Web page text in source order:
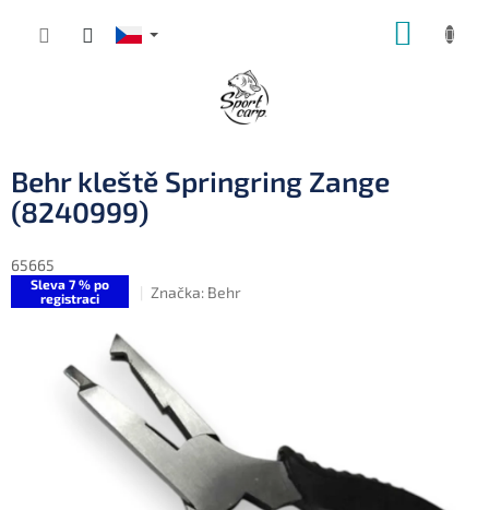
Behr kleště Springring Zange
(8240999)
65665
Sleva 7 % po
registraci
Značka: Behr